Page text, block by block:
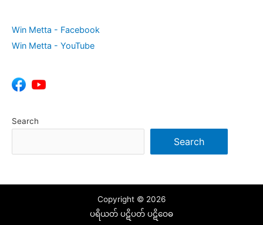
Win Metta - Facebook
Win Metta - YouTube
Search
Search
Copyright © 2026
ပရိယတ် ပဋိပတ် ပဋိဝေဓ